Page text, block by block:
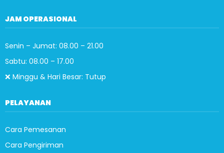
JAM OPERASIONAL
Senin – Jumat: 08.00 – 21.00
Sabtu: 08.00 – 17.00
❌ Minggu & Hari Besar: Tutup
PELAYANAN
Cara Pemesanan
Cara Pengiriman